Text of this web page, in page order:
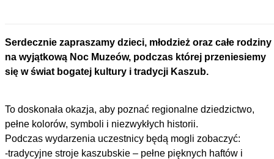
Serdecznie zapraszamy dzieci, młodzież oraz całe rodziny
na wyjątkową Noc Muzeów, podczas której przeniesiemy
się w świat bogatej kultury i tradycji Kaszub.
To doskonała okazja, aby poznać regionalne dziedzictwo,
pełne kolorów, symboli i niezwykłych historii.
Podczas wydarzenia uczestnicy będą mogli zobaczyć:
-tradycyjne stroje kaszubskie – pełne pięknych haftów i